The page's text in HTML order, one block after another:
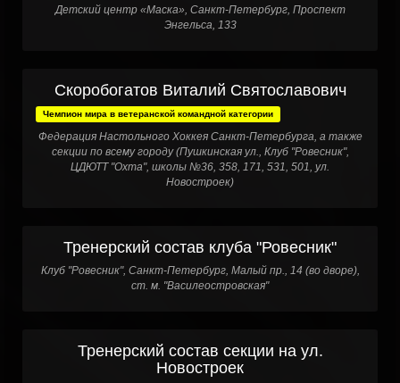
Детский центр «Маска», Санкт-Петербург, Проспект
Энгельса, 133
Скоробогатов Виталий Святославович
Чемпион мира в ветеранской командной категории
Федерация Настольного Хоккея Санкт-Петербурга, а также
секции по всему городу (Пушкинская ул., Клуб "Ровесник",
ЦДЮТТ "Охта", школы №36, 358, 171, 531, 501, ул.
Новостроек)
Тренерский состав клуба "Ровесник"
Клуб "Ровесник", Санкт-Петербург, Малый пр., 14 (во дворе),
ст. м. "Василеостровская"
Тренерский состав секции на ул.
Новостроек